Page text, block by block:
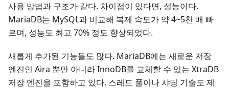
사용 방법과 구조가 같다. 차이점이 있다면, 성능이다.
MariaDB는 MySQL과 비교해 복제 속도가 약 4~5천 배 빠
르며, 성능도 최고 70% 정도 향상되었다.
새롭게 추가된 기능들도 많다. MariaDB에는 새로운 저장
엔진인 Aira 뿐만 아니라 InnoDB를 교체할 수 있는 XtraDB
저장 엔진을 포함하고 있다. 스레드 풀이나 샤딩 기술도 제